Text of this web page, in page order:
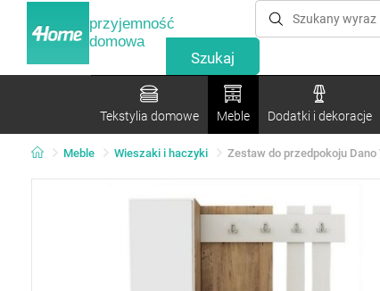
przyjemność
domowa
Tekstylia domowe Meble Dodatki i dekoracje
Meble Wieszaki i haczyki Zestaw do przedpokoju Dano